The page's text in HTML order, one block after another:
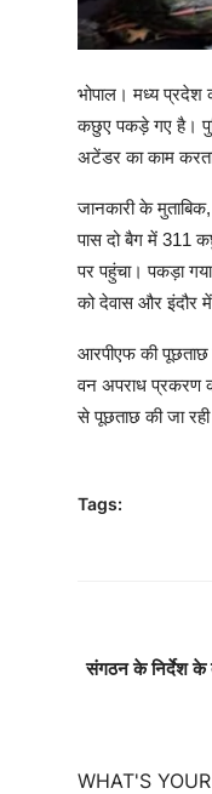
भोपाल। मध्य प्रदेश
कछुए पकड़े गए है।
अटेंडर का काम
जानकारी के
पास दो बैग में 311
पर पहुंचा। पकड़ा
को देवास और इंदौर
आरपीएफ की पूछताछ
वन अपराध प्रकरण
से पूछताछ की जा
Tags:
संगठन के निर्देश के
WHAT'S